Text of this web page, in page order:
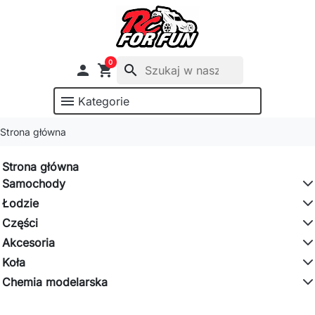
 shopping_cart
0
search
menu Kategorie
Strona główna
Strona główna
Samochody
Łodzie
Części
Akcesoria
Koła
Chemia modelarska